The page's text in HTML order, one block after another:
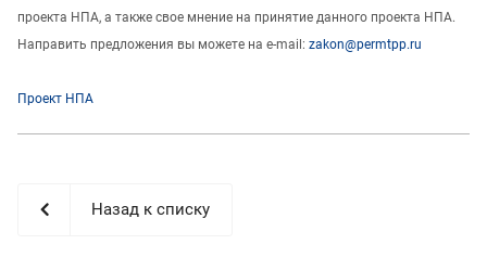
проекта НПА, а также свое мнение на принятие данного проекта НПА.
Направить предложения вы можете на e-mail: zakon@permtpp.ru
Проект НПА
Назад к списку